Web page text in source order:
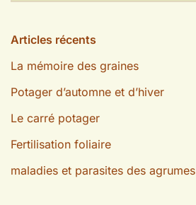
Articles récents
La mémoire des graines
Potager d’automne et d’hiver
Le carré potager
Fertilisation foliaire
maladies et parasites des agrumes